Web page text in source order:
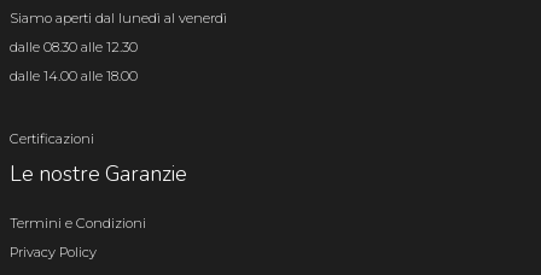
Siamo aperti dal lunedì al venerdì
dalle 08.30 alle 12.30
dalle 14.00 alle 18.00
Certificazioni
Le nostre Garanzie
Termini e Condizioni
Privacy Policy